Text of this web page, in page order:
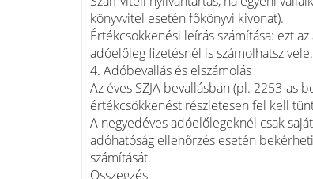
könyvvitel esetén főkönyvi kivonat).
Értékcsökkenési leírás számítása: ezt
adóelőleg fizetésnél is számolhatsz vele.
4. Adóbevallás és elszámolás
Az éves SZJA bevallásban (pl. 2253-as
értékcsökkenést részletesen fel kell
A negyedéves adóelőlegeknél csak
adóhatóság ellenőrzés esetén
számítását.
Összegzés